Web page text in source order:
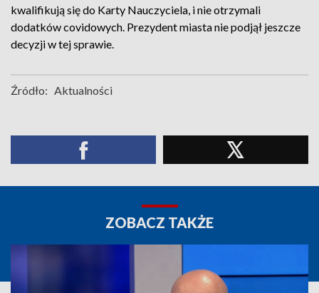
kwalifikują się do Karty Nauczyciela, i nie otrzymali
dodatków covidowych. Prezydent miasta nie podjął jeszcze
decyzji w tej sprawie.
Źródło: Aktualności
ZOBACZ TAKŻE